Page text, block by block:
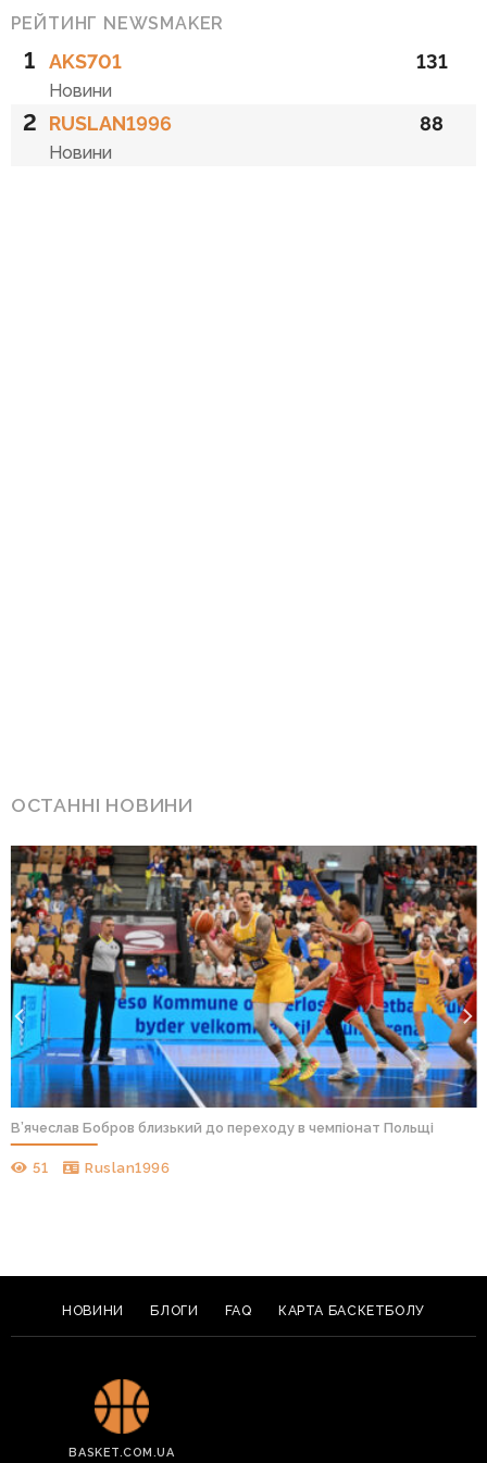
РЕЙТИНГ NEWSMAKER
1 AKS701
Новини
131
2 RUSLAN1996
Новини
88
ОСТАННІ НОВИНИ
В’ячеслав Бобров близький до переходу в чемпіонат Польщі
51 Ruslan1996
НОВИНИ БЛОГИ FAQ КАРТА БАСКЕТБОЛУ
BASKET.COM.UA